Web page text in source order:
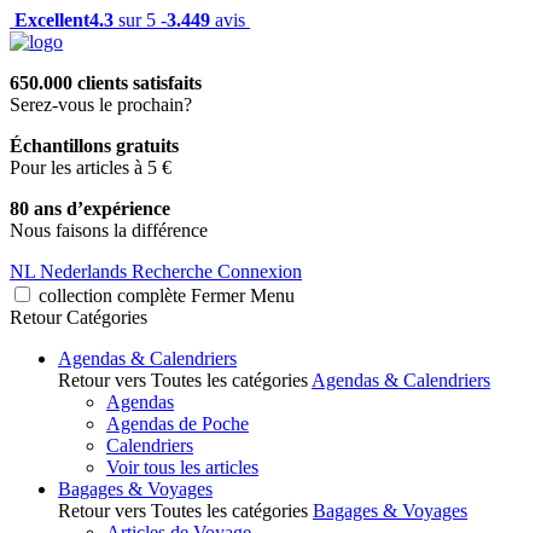
Excellent4.3 sur 5 -3.449 avis
650.000 clients satisfaits
Serez-vous le prochain?
Échantillons gratuits
Pour les articles à 5 €
80 ans d’expérience
Nous faisons la différence
NL Nederlands Recherche Connexion
collection complète Fermer Menu
Retour Catégories
Agendas & Calendriers
Retour vers Toutes les catégories Agendas & Calendriers
Agendas
Agendas de Poche
Calendriers
Voir tous les articles
Bagages & Voyages
Retour vers Toutes les catégories Bagages & Voyages